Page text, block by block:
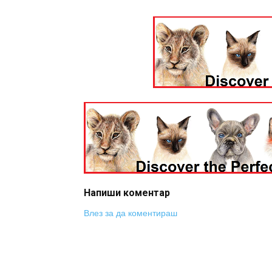
Напиши коментар
Влез за да коментираш